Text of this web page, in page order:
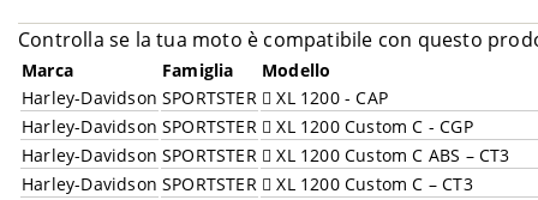
Controlla se la tua moto è compatibile con questo
Marca Famiglia Modello
Harley-Davidson SPORTSTER XL 1200 - CAP
Harley-Davidson SPORTSTER XL 1200 Custom C - CGP
Harley-Davidson SPORTSTER XL 1200 Custom C ABS – CT3
Harley-Davidson SPORTSTER XL 1200 Custom C – CT3